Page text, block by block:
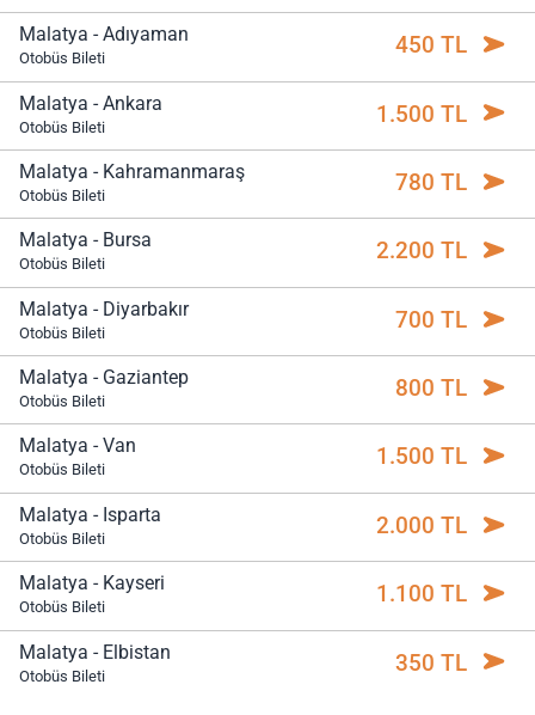
Malatya - Adıyaman
Otobüs Bileti 450 TL
Malatya - Ankara
Otobüs Bileti 1.500 TL
Malatya - Kahramanmaraş
Otobüs Bileti 780 TL
Malatya - Bursa
Otobüs Bileti 2.200 TL
Malatya - Diyarbakır
Otobüs Bileti 700 TL
Malatya - Gaziantep
Otobüs Bileti 800 TL
Malatya - Van
Otobüs Bileti 1.500 TL
Malatya - Isparta
Otobüs Bileti 2.000 TL
Malatya - Kayseri
Otobüs Bileti 1.100 TL
Malatya - Elbistan
Otobüs Bileti 350 TL